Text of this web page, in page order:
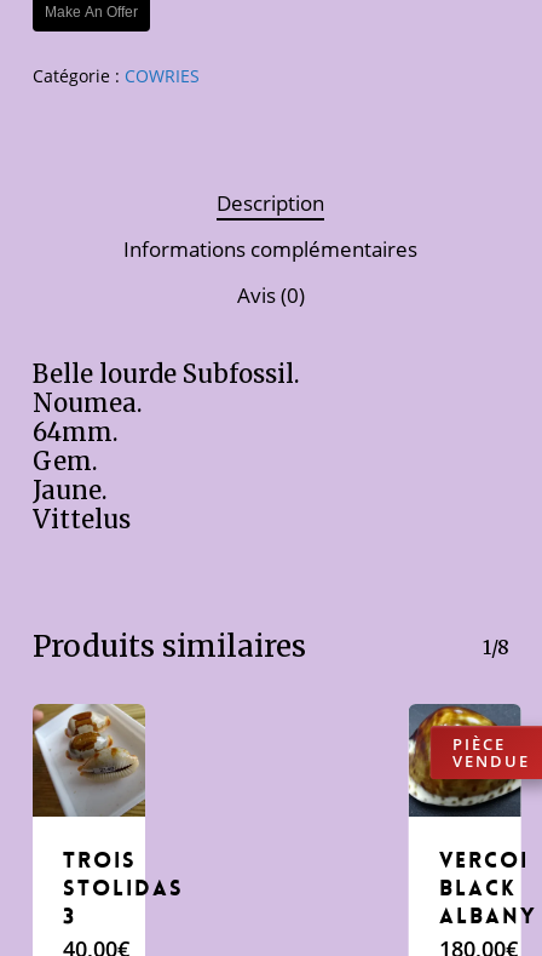
Make An Offer
Catégorie : COWRIES
Description
Informations complémentaires
Avis (0)
Belle lourde Subfossil.
Noumea.
64mm.
Gem.
Jaune.
Vittelus
Produits similaires 1/8
trois
stolidas
3
40,00€
Vercoi
Black
Albany
180,00€